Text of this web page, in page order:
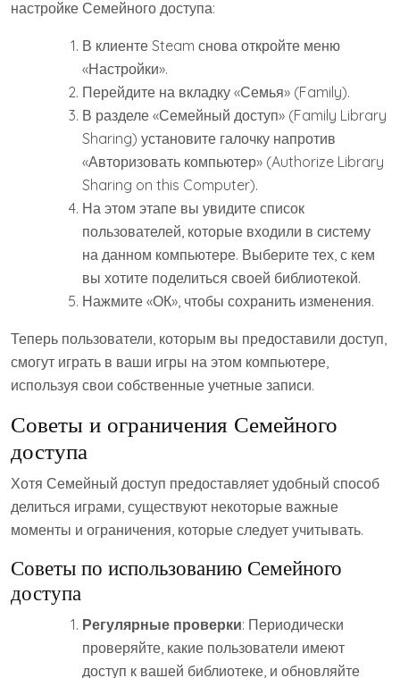
настройке Семейного доступа:
В клиенте Steam снова откройте меню
«Настройки».
Перейдите на вкладку «Семья» (Family).
В разделе «Семейный доступ» (Family Library
Sharing) установите галочку напротив
«Авторизовать компьютер» (Authorize Library
Sharing on this Computer).
На этом этапе вы увидите список
пользователей, которые входили в систему
на данном компьютере. Выберите тех, с кем
вы хотите поделиться своей библиотекой.
Нажмите «ОК», чтобы сохранить изменения.
Теперь пользователи, которым вы предоставили доступ,
смогут играть в ваши игры на этом компьютере,
используя свои собственные учетные записи.
Советы и ограничения Семейного
доступа
Хотя Семейный доступ предоставляет удобный способ
делиться играми, существуют некоторые важные
моменты и ограничения, которые следует учитывать.
Советы по использованию Семейного
доступа
Регулярные проверки: Периодически
проверяйте, какие пользователи имеют
доступ к вашей библиотеке, и обновляйте